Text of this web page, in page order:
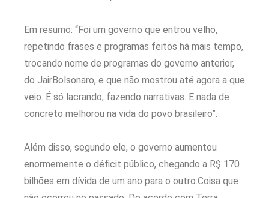
Em resumo: “Foi um governo que entrou velho,
repetindo frases e programas feitos há mais tempo,
trocando nome de programas do governo anterior,
do JairBolsonaro, e que não mostrou até agora a que
veio. É só lacrando, fazendo narrativas. E nada de
concreto melhorou na vida do povo brasileiro”.
Além disso, segundo ele, o governo aumentou
enormemente o déficit público, chegando a R$ 170
bilhões em dívida de um ano para o outro.Coisa que